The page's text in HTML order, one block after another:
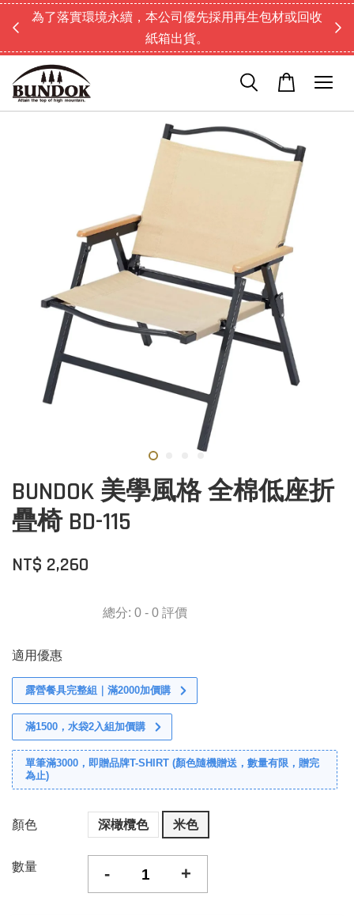
為了落實環境永續，本公司優先採用再生包材或回收
紙箱出貨。
BUNDOK 美學風格 全棉低座折
疊椅 BD-115
NT$ 2,260
總分: 0 - 0 評價
適用優惠
露營餐具完整組｜滿2000加價購
滿1500，水袋2入組加價購
單筆滿3000，即贈品牌T-SHIRT (顏色隨機贈送，數量有限，贈完
為止)
顏色 深橄欖色 米色
數量 - +